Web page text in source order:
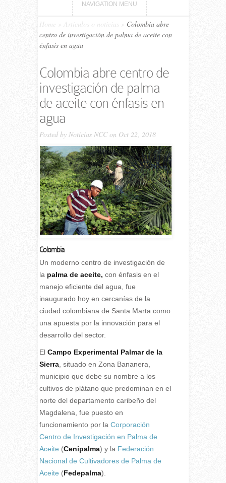
NAVIGATION MENU
Home Artículos o noticias
Colombia abre
centro de investigación de palma de aceite con
énfasis en agua
Colombia abre centro de
investigación de palma
de aceite con énfasis en
agua
Posted by Noticias NCCon Oct 22, 2018
Colombia
Un moderno centro de investigación de
la palma de aceite, con énfasis en el
manejo eficiente del agua, fue
inaugurado hoy en cercanías de la
ciudad colombiana de Santa Marta como
una apuesta por la innovación para el
desarrollo del sector.
El Campo Experimental Palmar de la
Sierra, situado en Zona Bananera,
municipio que debe su nombre a los
cultivos de plátano que predominan en el
norte del departamento caribeño del
Magdalena, fue puesto en
funcionamiento por la Corporación
Centro de Investigación en Palma de
Aceite (Cenipalma) y la Federación
Nacional de Cultivadores de Palma de
Aceite (Fedepalma).